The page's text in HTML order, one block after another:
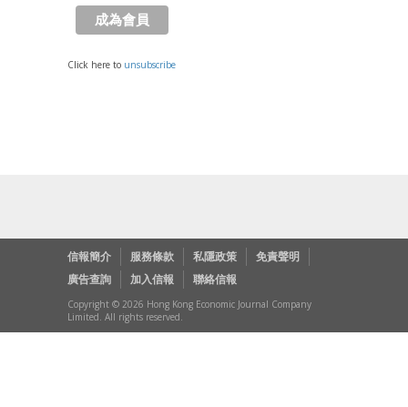
Click here to unsubscribe
信報簡介 服務條款 私隱政策
免責聲明
廣告查詢
加入信報 聯絡信報
Copyright © 2026 Hong Kong Economic Journal Company
Limited. All rights reserved.